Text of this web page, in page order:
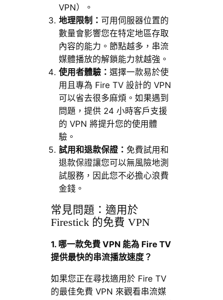
VPN）。
地理限制： 可用伺服器位置的
數量會影響您在特定地區存取
內容的能力。節點越多，串流
媒體播放的解鎖能力就越強。
使用者體驗： 選擇一款易於使
用且專為 Fire TV 設計的 VPN
可以省去很多麻煩。如果遇到
問題，提供 24 小時客戶支援
的 VPN 將提升您的使用體
驗。
試用和退款保證： 免費試用和
退款保證讓您可以無風險地測
試服務，因此您不必擔心浪費
金錢。
常見問題：適用於
Firestick 的免費 VPN
1. 哪一款免費 VPN 能為 Fire TV
提供最快的串流播放速度？
如果您正在尋找適用於 Fire TV
的最佳免費 VPN 來觀看串流媒